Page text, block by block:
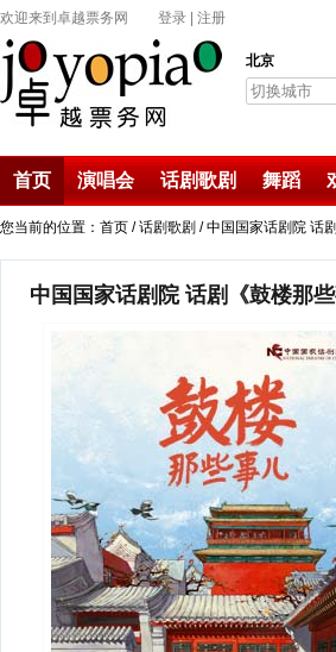
欢迎来到卓越票务网 登录 注册
北京
切换城市
首页 演唱会 话剧歌剧 舞蹈
您当前的位置：首页 /话剧歌剧 / 中国国家话剧院 话
中国国家话剧院 话剧《鼓楼那些